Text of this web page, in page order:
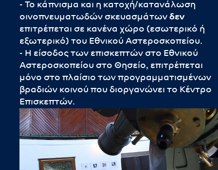
- Το κάπνισμα και η κατοχή/κατανάλωση
οινοπνευματωδών σκευασμάτων δεν
επιτρέπεται σε κανένα χώρο (εσωτερικό ή
εξωτερικό) του Εθνικού Αστεροσκοπείου.
- Η είσοδος των επισκεπτών στο Εθνικού
Αστεροσκοπείου στο Θησείο, επιτρέπεται
μόνο στο πλαίσιο των προγραμματισμένων
βραδιών κοινού που διοργανώνει το Κέντρο
Επισκεπτών.